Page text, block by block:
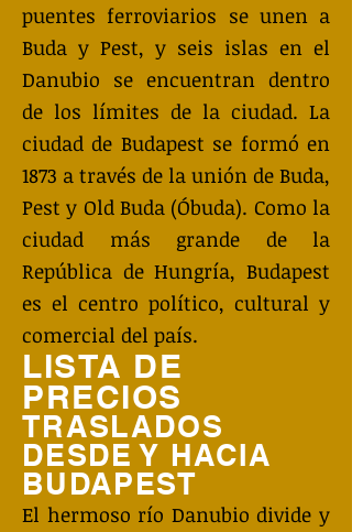
puentes ferroviarios se unen a
Buda y Pest, y seis islas en el
Danubio se encuentran dentro
de los límites de la ciudad. La
ciudad de Budapest se formó en
1873 a través de la unión de Buda,
Pest y Old Buda (Óbuda). Como la
ciudad más grande de la
República de Hungría, Budapest
es el centro político, cultural y
comercial del país.
LISTA DE
PRECIOS
TRASLADOS
DESDE Y HACIA
BUDAPEST
El hermoso río Danubio divide y